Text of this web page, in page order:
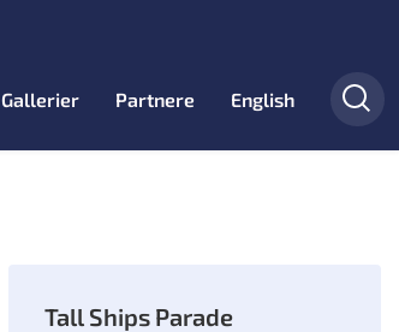
Gallerier Partnere English
Tall Ships Parade